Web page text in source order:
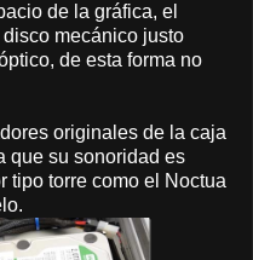
de la gráfica, el
mecánico justo
de esta forma no
originales de la caja
que su sonoridad es
tipo torre como el Noctua